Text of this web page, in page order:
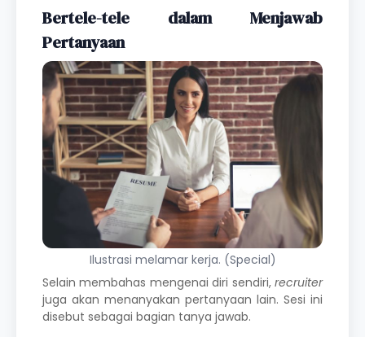
Bertele-tele dalam Menjawab
Pertanyaan
Ilustrasi melamar kerja. (Special)
Selain membahas mengenai diri sendiri, recruiter
juga akan menanyakan pertanyaan lain. Sesi ini
disebut sebagai bagian tanya jawab.